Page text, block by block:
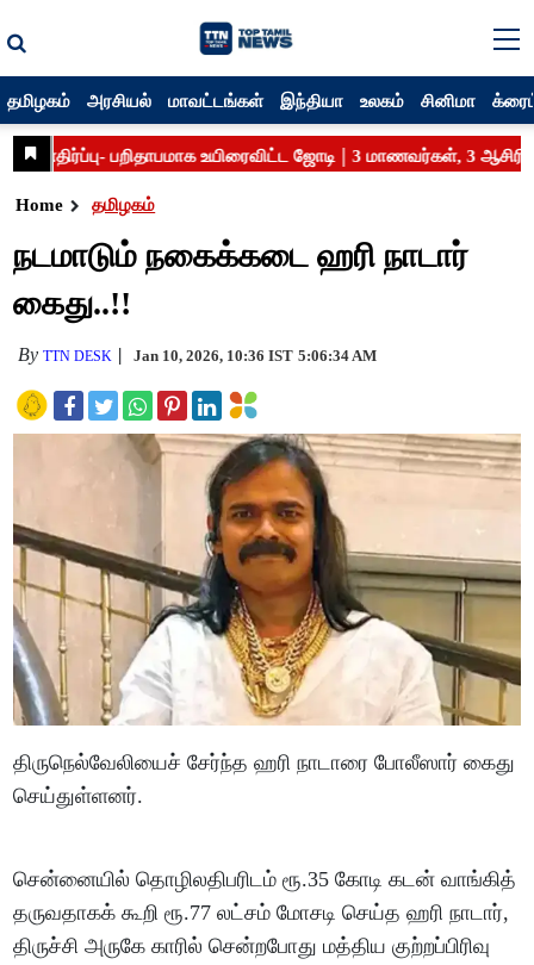
தமிழகம் அரசியல் மாவட்டங்கள் இந்தியா உலகம் சினிமா
Home தமிழகம்
நடமாடும் நகைக்கடை ஹரி நாடார்
கைது..!!
ByTTN DESK Jan 10, 2026, 10:36 IST 5:06:34 AM
திருநெல்வேலியைச் சேர்ந்த ஹரி நாடாரை போலீஸார் கைது
செய்துள்ளனர்.
சென்னையில் தொழிலதிபரிடம் ரூ.35 கோடி கடன் வாங்கித்
தருவதாகக் கூறி ரூ.77 லட்சம் மோசடி செய்த ஹரி நாடார்,
திருச்சி அருகே காரில் சென்றபோது மத்திய குற்றப்பிரிவு